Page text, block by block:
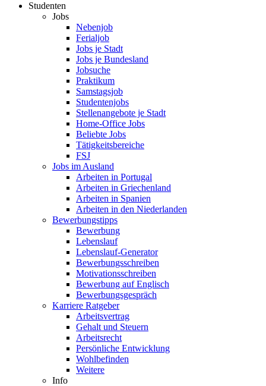
Studenten
Jobs
Nebenjob
Ferialjob
Jobs je Stadt
Jobs je Bundesland
Jobsuche
Praktikum
Samstagsjob
Studentenjobs
Stellenangebote je Stadt
Home-Office Jobs
Beliebte Jobs
Tätigkeitsbereiche
FSJ
Jobs im Ausland
Arbeiten in Portugal
Arbeiten in Griechenland
Arbeiten in Spanien
Arbeiten in den Niederlanden
Bewerbungstipps
Bewerbung
Lebenslauf
Lebenslauf-Generator
Bewerbungsschreiben
Motivationsschreiben
Bewerbung auf Englisch
Bewerbungsgespräch
Karriere Ratgeber
Arbeitsvertrag
Gehalt und Steuern
Arbeitsrecht
Persönliche Entwicklung
Wohlbefinden
Weitere
Info